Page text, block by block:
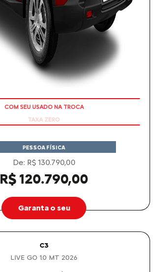
TAXA ZERO
PESSOA FÍSICA
De: R$ 130.790,00
R$ 120.790,00
Garanta o seu
C3
LIVE GO 1.0 MT 2026